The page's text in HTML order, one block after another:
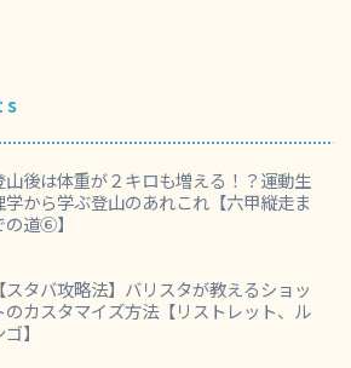
山後は体重が２キロも増える！？運動生
学から学ぶ登山のあれこれ【六甲縦走ま
の道⑥】
【スタバ攻略法】バリスタが教えるショッ
のカスタマイズ方法【リストレット、ル
】